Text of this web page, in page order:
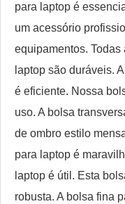
para laptop é
um acessório
equipamentos.
laptop são duráveis.
é eficiente. Nossa
uso. A bolsa
de ombro estilo
para laptop é
laptop é útil. Esta
robusta. A bolsa fina